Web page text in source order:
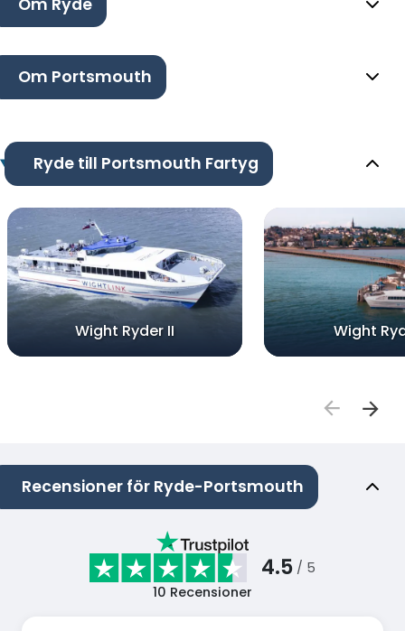
Om Portsmouth
Ryde till Portsmouth Fartyg
Wight Ryder II Wight
Recensioner för Ryde-Portsmouth
4.5 / 5
10 Recensioner